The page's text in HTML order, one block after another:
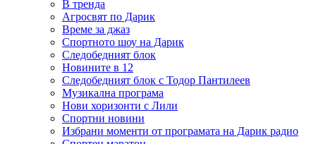
В тренда
Агросвят по Дарик
Време за джаз
Спортното шоу на Дарик
Следобедният блок
Новините в 12
Следобедният блок с Тодор Пантилеев
Музикална програма
Нови хоризонти с Лили
Спортни новини
Избрани моменти от програмата на Дарик радио